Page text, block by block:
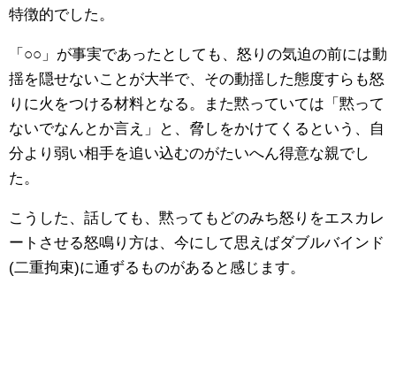
特徴的でした。
「○○」が事実であったとしても、怒りの気迫の前には動
揺を隠せないことが大半で、その動揺した態度すらも怒
りに火をつける材料となる。また黙っていては「黙って
ないでなんとか言え」と、脅しをかけてくるという、自
分より弱い相手を追い込むのがたいへん得意な親でし
た。
こうした、話しても、黙ってもどのみち怒りをエスカレ
ートさせる怒鳴り方は、今にして思えばダブルバインド
(二重拘束)に通ずるものがあると感じます。